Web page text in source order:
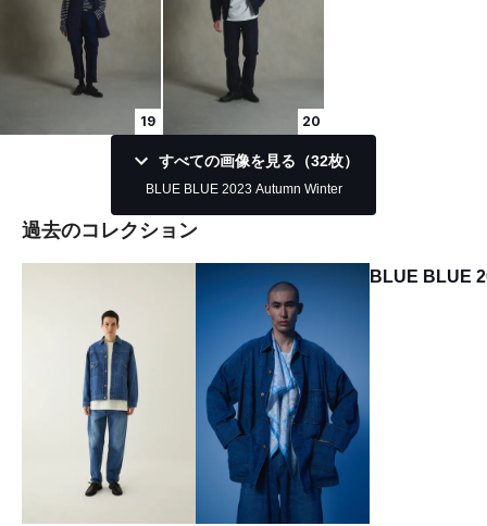
19 20
すべての画像を見る（32枚）
BLUE BLUE 2023 Autumn Winter
過去のコレクション
BLUE BLUE